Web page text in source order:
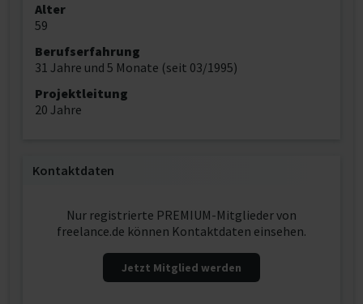
Alter
59
Berufserfahrung
31 Jahre und 5 Monate (seit 03/1995)
Projektleitung
20 Jahre
Kontaktdaten
Nur registrierte PREMIUM-Mitglieder von
freelance.de können Kontaktdaten einsehen.
Jetzt Mitglied werden